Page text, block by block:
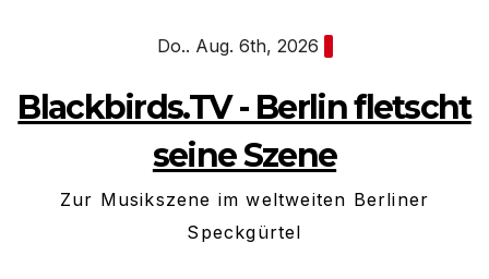
Do.. Aug. 6th, 2026
Blackbirds.TV - Berlin fletscht
seine Szene
Zur Musikszene im weltweiten Berliner
Speckgürtel